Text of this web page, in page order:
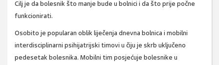
Cilj je da bolesnik što manje bude u bolnici i da što prije počne
funkcionirati.
Osobito je popularan oblik liječenja dnevna bolnica i mobilni
interdisciplinarni psihijatrijski timovi u čiju je skrb uključeno
pedesetak bolesnika. Mobilni tim posjećuje bolesnike u